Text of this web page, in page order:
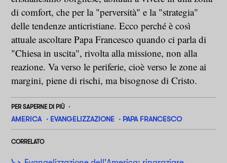
di comfort, che per la "perversità" e la "strategia"
delle tendenze anticristiane. Ecco perché è così
attuale ascoltare Papa Francesco quando ci parla di
"Chiesa in uscita", rivolta alla missione, non alla
reazione. Va verso le periferie, cioè verso le zone ai
margini, piene di rischi, ma bisognose di Cristo.
PER SAPERNE DI PIÙ
AMERICA EVANGELIZZAZIONE PAPA FRANCESCO
CORRELATO